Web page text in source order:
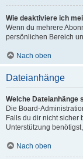
Wie deaktiviere ich
Wenn du mehrere
persönlichen Bereich
Nach oben
Dateianhänge
Welche Dateianhänge
Die Board-
Falls du dir nicht sicher
Unterstützung
Nach oben